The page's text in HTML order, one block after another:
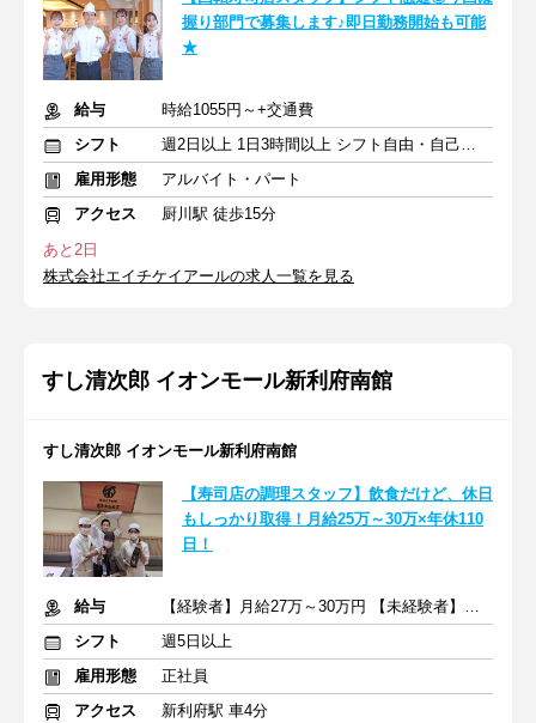
握り部門で募集します♪即日勤務開始も可能
★
給与
時給1055円～+交通費
シフト
週2日以上 1日3時間以上 シフト自由・自己申告
雇用形態
アルバイト・パート
アクセス
厨川駅 徒歩15分
あと2日
株式会社エイチケイアールの求人一覧を見る
すし清次郎 イオンモール新利府南館
すし清次郎 イオンモール新利府南館
【寿司店の調理スタッフ】飲食だけど、休日
もしっかり取得！月給25万～30万×年休110
日！
給与
【経験者】月給27万～30万円 【未経験者】月給25万円
シフト
週5日以上
雇用形態
正社員
アクセス
新利府駅 車4分